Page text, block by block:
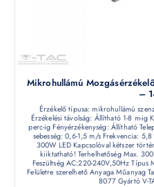
Mikrohullámú
–
Érzékelő típusa: mikrohullámú
Érzékelési távolság: Állítható 1-8 m-ig
perc-ig Fényérzékenység: Állítható
sebesség: 0,6-1,5 m/s Frekvencia:
300W LED Kapcsolóval kétszer
kiiktatható! Terhelhetőség Max.
Feszültség AC:220-240V,50Hz Típus
Felületre szerelhető Anyaga Műanyag
8077 Gyártó V-